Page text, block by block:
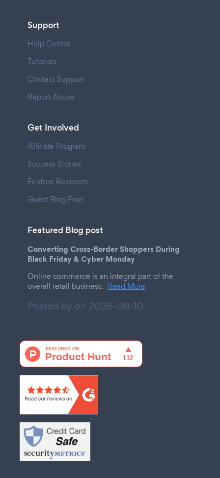
Support
Help Center
Tutorials
Contact Support
Report Abuse
Get Involved
Affiliate Program
Success Stories
Feature Requests
Guest Blog Post
Featured Blog post
Converting Cross-Border Shoppers During
Black Friday & Cyber Monday
Online commerce is an integral part of the
overall retail business. Read More
Posted by on 2026-08-10